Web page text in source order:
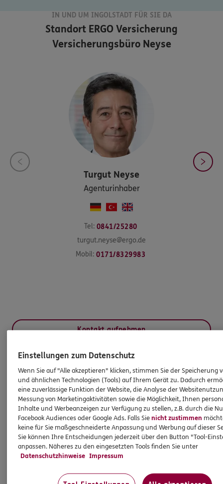
IN UND UM INGOLSTADT FÜR SIE DA
Standort ERGO Versicherung
Versicherungsbüro Neyse
Turgut Neyse
Agenturinhaber
Tel: 0841/25280
turgut.neyse@ergo.de
Mobil: 0171/8329983
Kontakt aufnehmen
HINWEIS
Wichtiges aus dem Vermittlerrecht
Ich bin verpflichtet, Ihnen Auskünfte zu meiner
Person zu geben. Sowohl Ihr Schutz als Verbraucher
sowie auch gesetzliche Regelungen halten mich
dazu an. Ich biete Beratung an, für die
Versicherungsvermittlung erhalte ich Provision,
Einstellungen zum Datenschutz
Wenn Sie auf "Alle akzeptieren" klicken, stimmen Sie der Speicherung
und ähnlichen Technologien (Tools) auf Ihrem Gerät zu. Dadurch
eine zuverlässige Funktion der Website, die Analyse der
Messung von Marketingaktivitäten sowie die Möglichkeit, Ihnen
Inhalte und Werbeanzeigen zur Verfügung zu stellen, z.B. durch die
Facebook Audiences oder Google Ads. Falls Sienicht zustimmen
keine für Sie maßgeschneiderte Anpassung und Werbung auf dieser
Sie können Ihre Entscheidungen jederzeit über den Button "Tool-
anpassen. Näheres zu den eingesetzten Tools finden Sie unter
Datenschutzhinweise Impressum